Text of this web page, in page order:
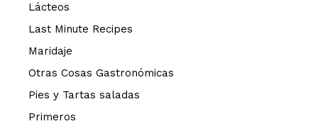
Lácteos
Last Minute Recipes
Maridaje
Otras Cosas Gastronómicas
Pies y Tartas saladas
Primeros